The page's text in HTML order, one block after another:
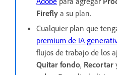
Firefly a su plan.
Cualquier plan que
premium de IA
flujos de trabajo de los
Quitar fondo, Recortar